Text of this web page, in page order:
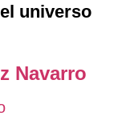
universo
Navarro